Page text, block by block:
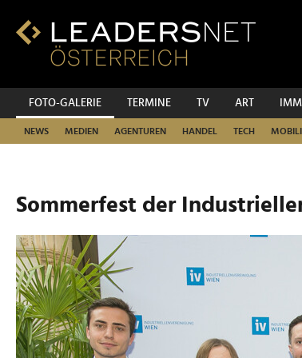
Inhalt
Fußzeilen-
Hauptnavigation
FOTO-GALERIE TERMINE TV ART
NEWS MEDIEN AGENTUREN HANDEL TECH
Sommerfest der